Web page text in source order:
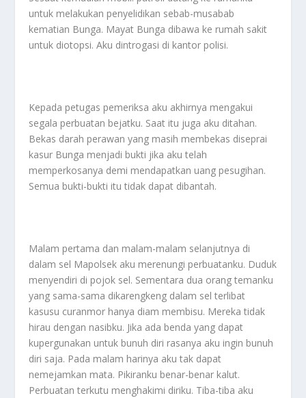
untuk melakukan penyelidikan sebab-musabab
kematian Bunga. Mayat Bunga dibawa ke rumah sakit
untuk diotopsi. Aku dintrogasi di kantor polisi.
Kepada petugas pemeriksa aku akhirnya mengakui
segala perbuatan bejatku. Saat itu juga aku ditahan.
Bekas darah perawan yang masih membekas diseprai
kasur Bunga menjadi bukti jika aku telah
memperkosanya demi mendapatkan uang pesugihan.
Semua bukti-bukti itu tidak dapat dibantah.
Malam pertama dan malam-malam selanjutnya di
dalam sel Mapolsek aku merenungi perbuatanku. Duduk
menyendiri di pojok sel. Sementara dua orang temanku
yang sama-sama dikarengkeng dalam sel terlibat
kasusu curanmor hanya diam membisu. Mereka tidak
hirau dengan nasibku. Jika ada benda yang dapat
kupergunakan untuk bunuh diri rasanya aku ingin bunuh
diri saja. Pada malam harinya aku tak dapat
nemejamkan mata. Pikiranku benar-benar kalut.
Perbuatan terkutu menghakimi diriku. Tiba-tiba aku